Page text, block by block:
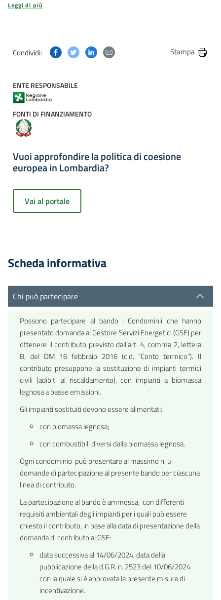
Leggi di più
Condividi: Condividi questa pagina su Facebook
Condividi questa pagina su Twitter
Condividi questa pagina su Linkedin
Condividi questa pagina via
Stampa
ENTE RESPONSABILE
FONTI DI FINANZIAMENTO
Vuoi approfondire la politica di coesione
europea in Lombardia?
Vai al portale
Scheda informativa
Chi può partecipare
Possono partecipare al bando i Condominii che hanno
presentato domanda al Gestore Servizi Energetici (GSE) per
ottenere il contributo previsto dall’art. 4, comma 2, lettera
B, del DM 16 febbraio 2016 (c.d. “Conto termico”). Il
contributo presuppone la sostituzione di impianti termici
civili (adibiti al riscaldamento), con impianti a biomassa
legnosa a basse emissioni.
Gli impianti sostituiti devono essere alimentati:
con biomassa legnosa;
con combustibili diversi dalla biomassa legnosa.
Ogni condominio può presentare al massimo n. 5
domande di partecipazione al presente bando per ciascuna
linea di contributo.
La partecipazione al bando è ammessa, con differenti
requisiti ambientali degli impianti per i quali può essere
chiesto il contributo, in base alla data di presentazione della
domanda di contributo al GSE:
data successiva al 14/06/2024, data della
pubblicazione della d.G.R. n. 2523 del 10/06/2024
con la quale si è approvata la presente misura di
incentivazione.